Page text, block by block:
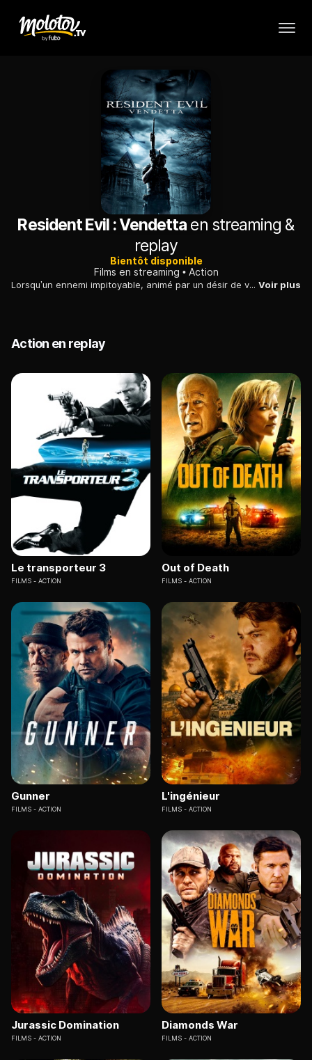
Resident Evil : Vendetta en streaming &
replay
Bientôt disponible
Films en streaming
Action
Lorsqu’un ennemi impitoyable, animé par un désir de vengeance, libère un nouveau virus brutal et mortel, le capitaine du BSAA Chris Redfield fait appel à l’agent Leon S. Kennedy et à la professeure Rebecca Chambers pour arrêter ce marchand de mort et sauver la ville de New York. Voir plus
Action en replay
Le transporteur 3
FILMS ACTION
Out of Death
FILMS ACTION
Gunner
FILMS ACTION
L'ingénieur
FILMS ACTION
Jurassic Domination
FILMS ACTION
Diamonds War
FILMS ACTION